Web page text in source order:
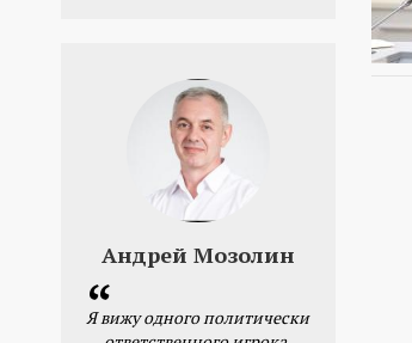
Андрей Мозолин
Я вижу одного политически